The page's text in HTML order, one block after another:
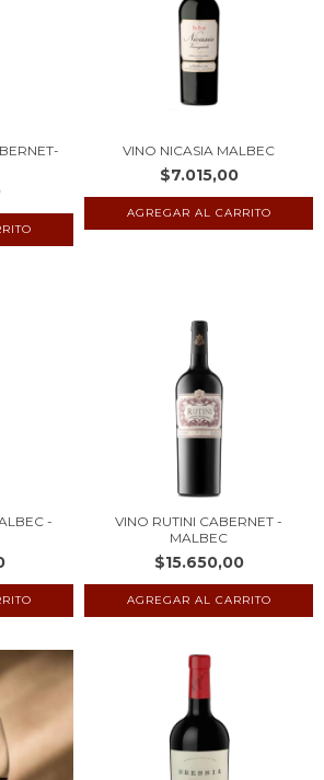
VINO NICASIA MALBEC
$7.015,00
-
VINO RUTINI CABERNET -
MALBEC
$15.650,00